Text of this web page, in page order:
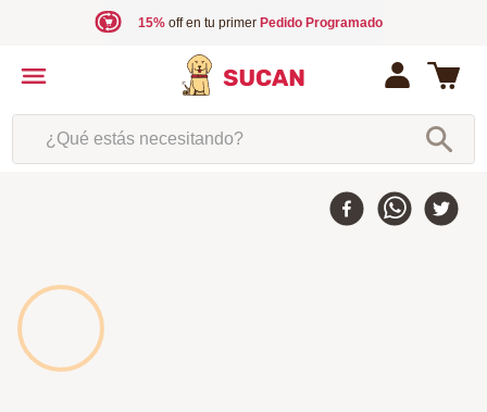
15%off en tu primer Pedido Programado
¿Qué estás necesitando?